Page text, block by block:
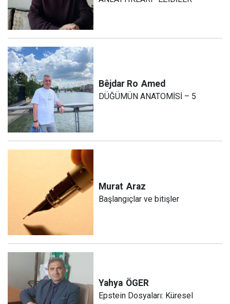
Bêjdar Ro Amed
DÜĞÜMÜN ANATOMİSİ – 5
Murat Araz
Başlangıçlar ve bitişler
Yahya ÖGER
Epstein Dosyaları: Küresel